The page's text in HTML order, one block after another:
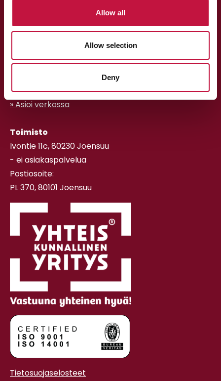
Allow all
Allow selection
Deny
Asiakaspalvelu
013 318 198 arkisin klo 9–15
asiakaspalvelu@puhas.fi
» Asioi verkossa
Toimisto
Ivontie 11c, 80230 Joensuu
- ei asiakaspalvelua
Postiosoite:
PL 370, 80101 Joensuu
Tietosuojaselosteet